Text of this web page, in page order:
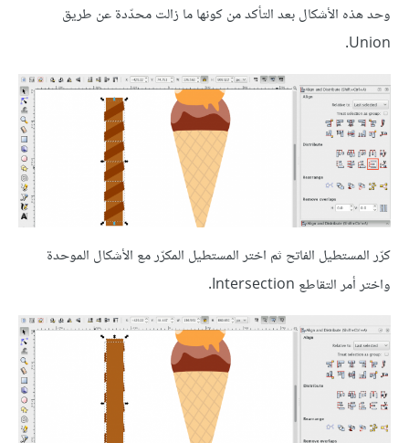
وحد هذه الأشكال بعد التأكد من كونها ما زالت محدّدة عن طريق
Union.
كرّر المستطيل الفاتح ثم اختر المستطيل المكرّر مع الأشكال الموحدة
واختر أمر التقاطع Intersection.